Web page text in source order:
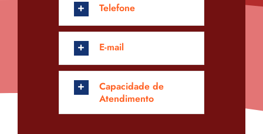
Telefone
E-mail
Capacidade de
Atendimento